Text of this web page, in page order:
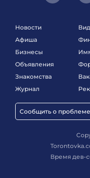
Новости
Афиша
Бизнесы
Объявления
Знакомства
Журнал
Сообщить о проблеме
Время дев-